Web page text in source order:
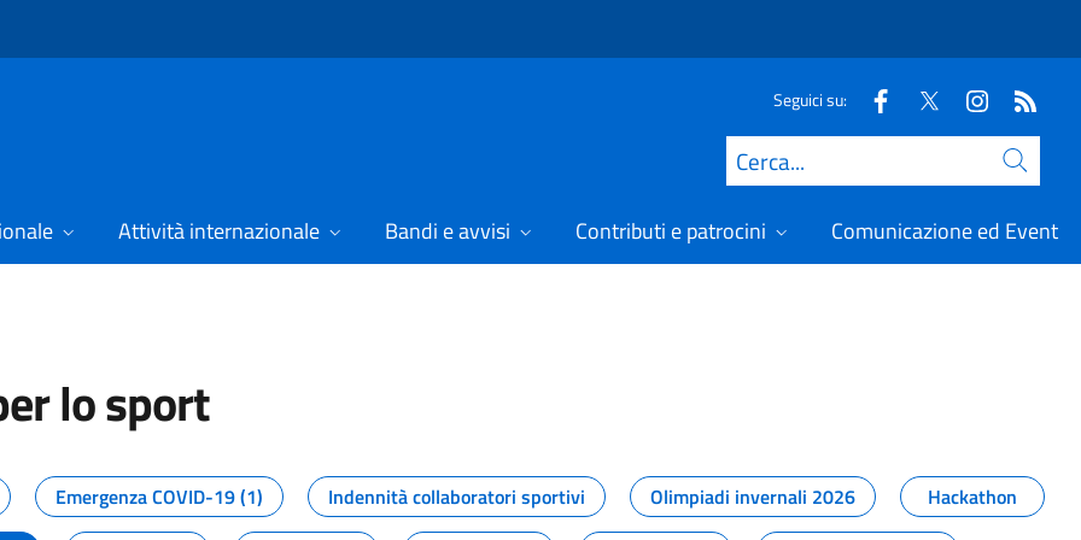
Seguici su:
Cerca
Attività internazionale Bandi e avvisi Contributi e patrocini Comunicazione ed Eventi
lo sport
dal Dipartimento per lo sport
Emergenza COVID-19 (1) Indennità collaboratori sportivi Olimpiadi invernali 2026
Hackathon